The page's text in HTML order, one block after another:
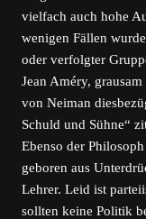
vielfach auch hohe
wenigen Fällen
oder verfolgter
Jean Améry,
von Neiman
Schuld und Sühne“
Ebenso der
geboren aus
Lehrer. Leid ist
sollten keine Politik